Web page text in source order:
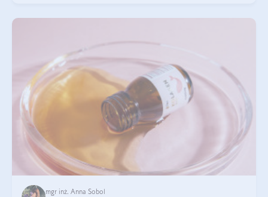
mgr inż. Anna Sobol